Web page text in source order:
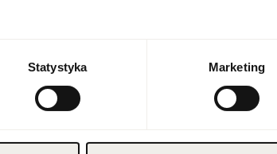
Statystyka Marketing
Wyłącznie do użytku zewnętrznego. Unikać kontaktu z
stosować na podrażnioną lub uszkodzoną skórę. W
alergicznej przerwać stosowanie. Przechowywać w
130
ZAPISZ